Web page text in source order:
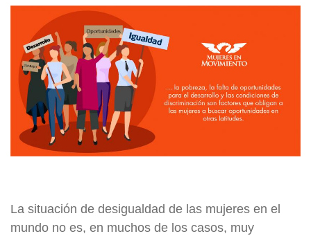
La situación de desigualdad de las mujeres en el
mundo no es, en muchos de los casos, muy